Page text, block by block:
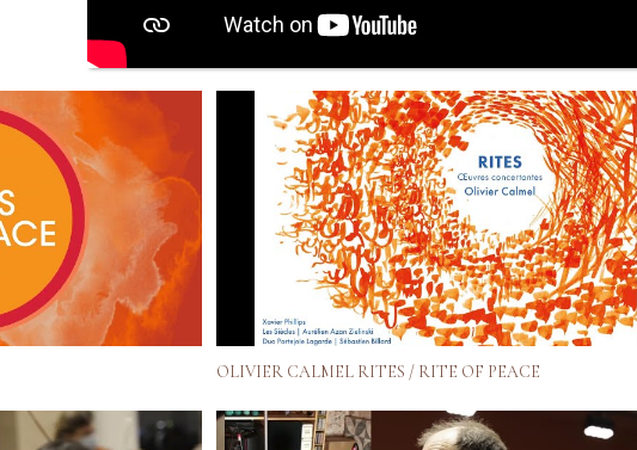
OLIVIER CALMEL RITES / RITE OF PEACE